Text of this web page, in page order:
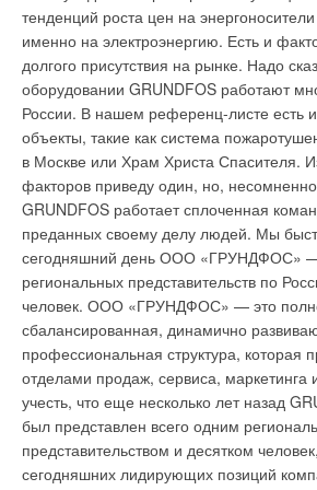
тенденций роста цен на энергоносители
именно на электроэнергию. Есть и
долгого присутствия на рынке. Надо
оборудовании GRUNDFOS работают
России. В нашем референц-листе есть
объекты, такие как система
в Москве или Храм Христа Спасителя.
факторов приведу один, но,
GRUNDFOS работает сплоченная
преданных своему делу людей. Мы
сегодняшний день ООО «ГРУНДФОС»
региональных представительств по
человек. ООО «ГРУНДФОС» — это
сбалансированная, динамично
профессиональная структура, которая
отделами продаж, сервиса, маркетинга
учесть, что еще несколько лет назад
был представлен всего одним
представительством и десятком
сегодняшних лидирующих позиций
отметить исключительную надежность и
горения при использовании российских
включая мазут М100. Горелки
поколения, установленные и
на мазуте М100, за 8 лет работы не
замены узлов и деталей.
В новых гореках «Эквинокс» эта
сортов мазута получила дальнейшее
развитие. Система управления горелки
основана на использовании
контроллера управления горением. Она
идеальный контроль горения с
сервомоторами на воздушном и
позволяет осуществлять широкий спектр
процедур, удаленный мониторинг и
поочередность включения горелок в
установках.
Трубные системы
производители решили обратиться к
денег.
Если существенно снизить стоимость
удается, было решено использовать
электроэнергию. Инженеры стали
добиться, чтобы ночью тепловая
энергию, а днем ее отдавала. В 1984 г.
Электрик» разработала и поставила на
с аккумуляторами льда. Кондиционер и
машина работают ночью, при этом
создает большой запас льда, который
для охлаждения воздуха. На этом
многие кондиционеры — от сплит-
центральных систем для крупных
разработка «Мицубиси Электрик»,
середине 90-х годов, — это
бетонные конструкции зданий. Таких
своем офисных, сейчас очень много в